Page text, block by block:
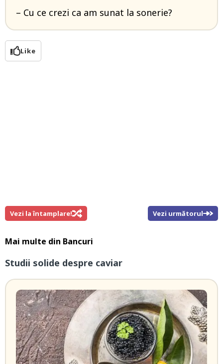
– Cu ce crezi ca am sunat la sonerie?
Like
Vezi la întamplare! Vezi următorul
Mai multe din Bancuri
Studii solide despre caviar